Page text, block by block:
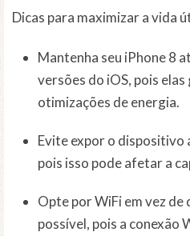
Dicas para maximizar a vida
Mantenha seu iPhone 8
versões do iOS, pois
otimizações de energia.
Evite expor o
pois isso pode afetar a
Opte por WiFi em vez de
possível, pois a conexão